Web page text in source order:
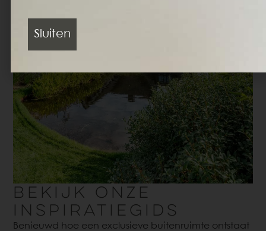
BEKIJK ONZE
INSPIRATIEGIDS
Benieuwd hoe een exclusieve buitenruimte ontstaat
Sluiten